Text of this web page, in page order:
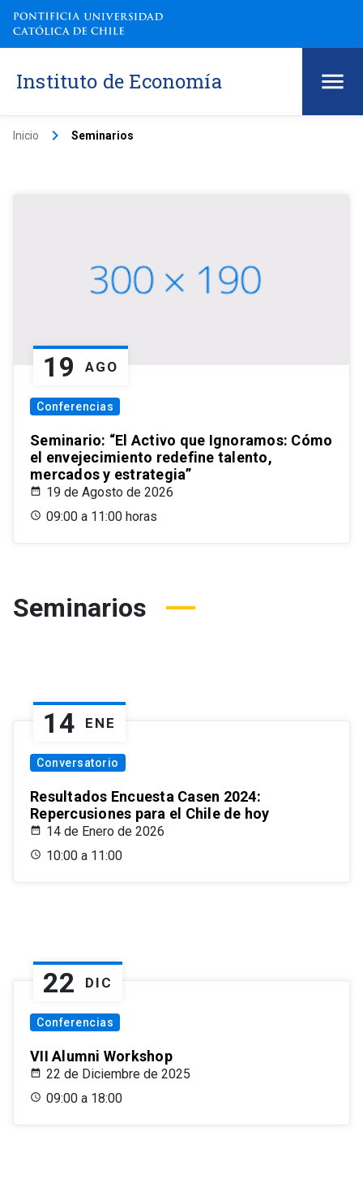
Instituto de Economía
Inicio keyboard_arrow_right Seminarios
19 AGO
Conferencias
Seminario: “El Activo que Ignoramos: Cómo
el envejecimiento redefine talento,
mercados y estrategia”
19 de Agosto de 2026
09:00 a 11:00 horas
Seminarios
14 ENE
Conversatorio
Resultados Encuesta Casen 2024:
Repercusiones para el Chile de hoy
14 de Enero de 2026
10:00 a 11:00
22 DIC
Conferencias
VII Alumni Workshop
22 de Diciembre de 2025
09:00 a 18:00